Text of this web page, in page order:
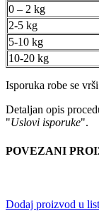
0 – 2 kg
2-5 kg
5-10 kg
10-20 kg
Isporuka robe se vrši
Detaljan opis
"Uslovi isporuke".
POVEZANI
Dodaj proizvod u